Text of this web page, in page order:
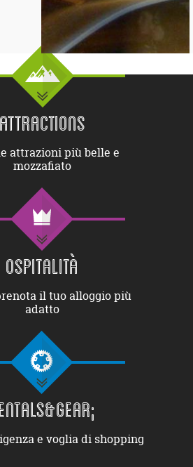
ATTRACTIONS
attrazioni più belle e
mozzafiato
OSPITALITÀ
il tuo alloggio più
adatto
e voglia di shopping